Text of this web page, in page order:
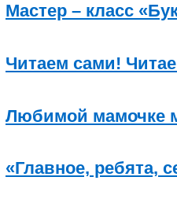
Мастер – класс
Читаем сами!
Любимой мамочке
«Главное, ребята,